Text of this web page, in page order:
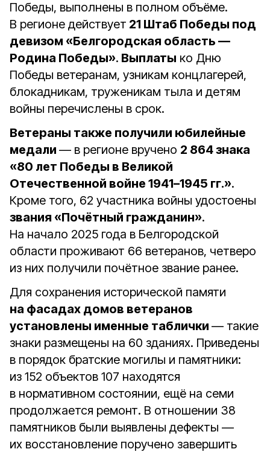
Победы, выполнены в полном объёме.
В регионе действует 21 Штаб Победы под
девизом «Белгородская область —
Родина Победы». Выплаты ко Дню
Победы ветеранам, узникам концлагерей,
блокадникам, труженикам тыла и детям
войны перечислены в срок.
Ветераны также получили юбилейные
медали — в регионе вручено 2 864 знака
«80 лет Победы в Великой
Отечественной войне 1941–1945 гг.».
Кроме того, 62 участника войны удостоены
звания «Почётный гражданин».
На начало 2025 года в Белгородской
области проживают 66 ветеранов, четверо
из них получили почётное звание ранее.
Для сохранения исторической памяти
на фасадах домов ветеранов
установлены именные таблички — такие
знаки размещены на 60 зданиях. Приведены
в порядок братские могилы и памятники:
из 152 объектов 107 находятся
в нормативном состоянии, ещё на семи
продолжается ремонт. В отношении 38
памятников были выявлены дефекты —
их восстановление поручено завершить